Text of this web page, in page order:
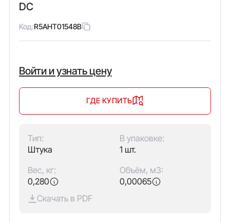
DC
Код:R5AHT01548B
Войти и узнать цену
ГДЕ КУПИТЬ
Тип:
Штука
В упаковке:
1 шт.
Вес, кг:
0,280
Объём, м3:
0,00065
Скачать в PDF